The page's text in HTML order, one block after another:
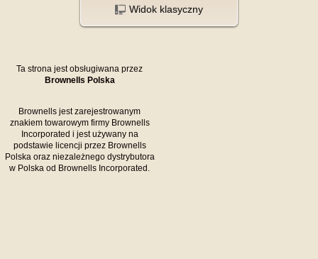
Widok klasyczny
Ta strona jest obsługiwana przez
Brownells Polska
Brownells jest zarejestrowanym
znakiem towarowym firmy Brownells
Incorporated i jest używany na
podstawie licencji przez Brownells
Polska oraz niezależnego dystrybutora
w Polska od Brownells Incorporated.